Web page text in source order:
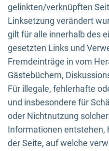
gelinkten/verknüpften
Linksetzung verändert
gilt für alle innerhalb des
gesetzten Links und
Fremdeinträge in vom
Gästebüchern,
Für illegale, fehlerhafte
und insbesondere für
oder Nichtnutzung
Informationen entstehen,
der Seite, auf welche